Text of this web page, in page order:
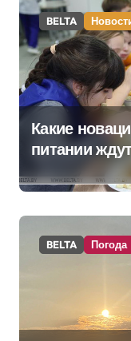
BELTA
Какие
питании
сентября,
BELTA Погода